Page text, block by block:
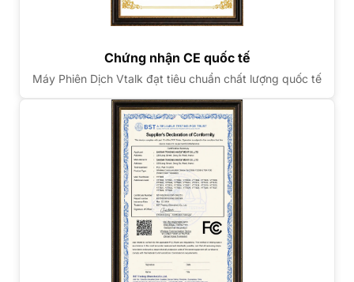
Chứng nhận CE quốc tế
Máy Phiên Dịch Vtalk đạt tiêu chuẩn chất lượng quốc tế